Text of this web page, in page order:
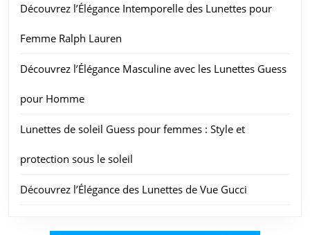
Découvrez l’Élégance Intemporelle des Lunettes pour
Femme Ralph Lauren
Découvrez l’Élégance Masculine avec les Lunettes Guess
pour Homme
Lunettes de soleil Guess pour femmes : Style et
protection sous le soleil
Découvrez l’Élégance des Lunettes de Vue Gucci